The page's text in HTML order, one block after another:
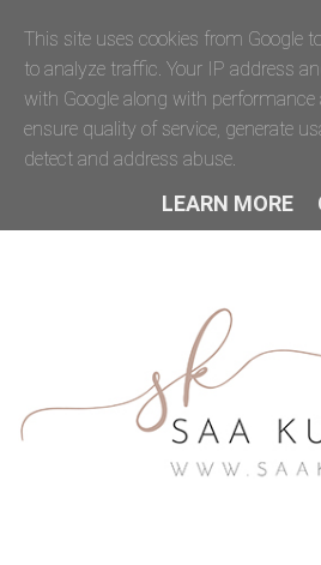
This site uses cookies from Google
to analyze traffic. Your IP address
with Google along with
ensure quality of service, generate
detect and address abuse.
LEARN MORE